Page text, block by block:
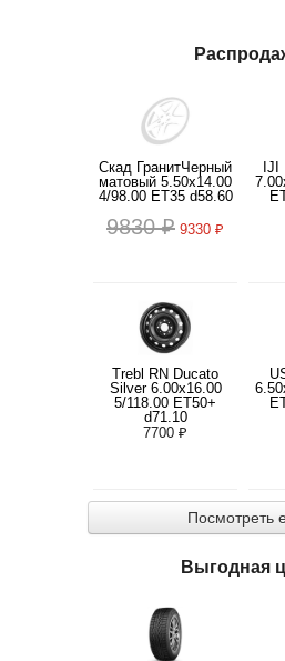
Скад ГранитЧерный
матовый 5.50x14.00
4/98.00 ET35 d58.60
9830 ₽ 9330 ₽
IJI
Trebl RN Ducato
Silver 6.00x16.00
5/118.00 ET50+
d71.10
7700 ₽
Посмотреть
Выгодная